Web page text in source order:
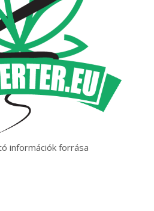
információk forrása